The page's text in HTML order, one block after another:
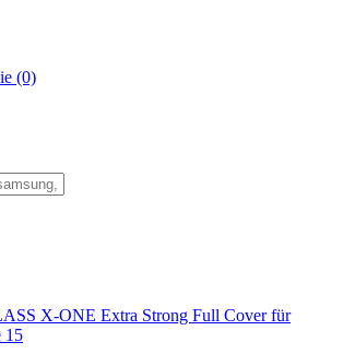
(0)
X-ONE Extra Strong Full Cover für
15